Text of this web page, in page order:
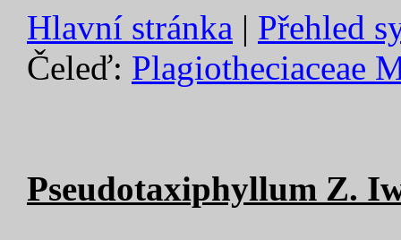
Hlavní stránka | Přehled
Čeleď: Plagiotheciaceae
Pseudotaxiphyllum Z.